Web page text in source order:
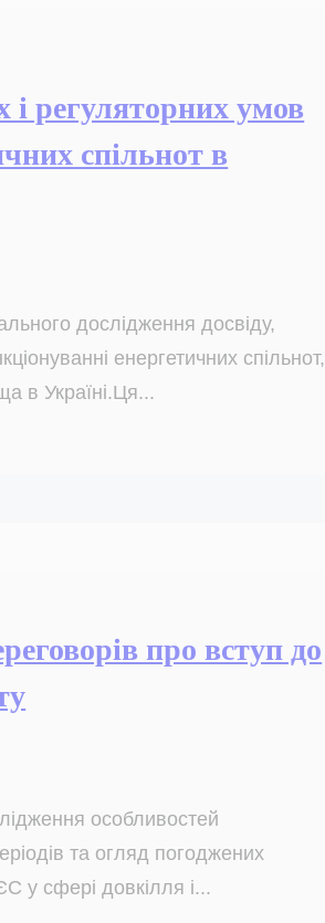
і регуляторних умов
спільнот в
дослідження досвіду,
енергетичних спільнот,
в Україні.Ця...
про вступ до
особливостей
та огляд погоджених
у сфері довкілля і...